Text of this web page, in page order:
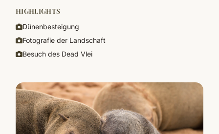
HIGHLIGHTS
Dünenbesteigung
Fotografie der Landschaft
Besuch des Dead Vlei